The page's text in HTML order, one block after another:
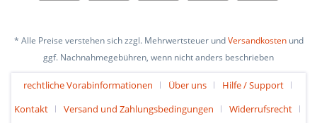
* Alle Preise verstehen sich zzgl. Mehrwertsteuer undVersandkostenund
ggf. Nachnahmegebühren, wenn nicht anders beschrieben
rechtliche Vorabinformationen Über uns
Hilfe / Support
Kontakt
Versand und Zahlungsbedingungen
Widerrufsrecht